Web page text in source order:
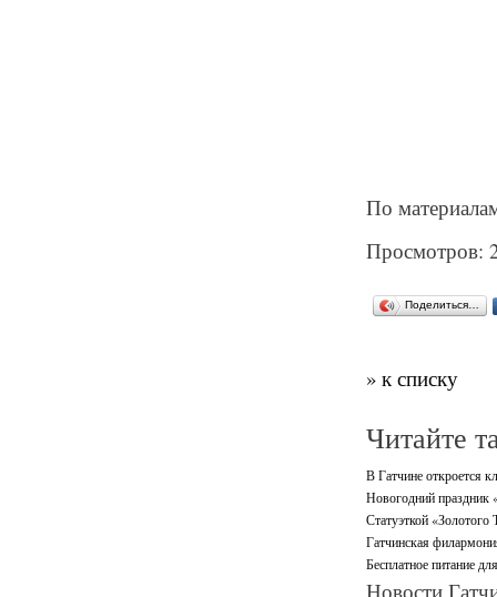
По
Просмотров:
Поделиться…
» к списку
Читайте
В Гатчине откроется
Новогодний праздник
Статуэткой «Золотого
Гатчинская
Бесплатное питание
Новости